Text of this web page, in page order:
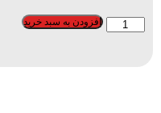
افزودن به سبد خرید